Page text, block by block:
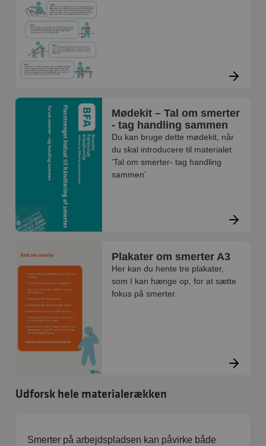
Mødekit – Tal om smerter
- tag handling sammen
Du kan bruge dette mødekit, når
du skal introducere til materialet
’Tal om smerter- tag handling
sammen’
Plakater om smerter A3
Her kan du hente tre plakater,
som I kan hænge op, for at sætte
fokus på smerter.
Udforsk hele materialerækken
Smerter på arbejdspladsen kan påvirke både